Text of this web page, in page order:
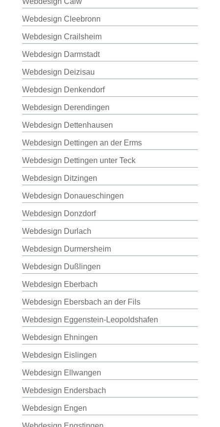
Webdesign Cleebronn
Webdesign Crailsheim
Webdesign Darmstadt
Webdesign Deizisau
Webdesign Denkendorf
Webdesign Derendingen
Webdesign Dettenhausen
Webdesign Dettingen an der Erms
Webdesign Dettingen unter Teck
Webdesign Ditzingen
Webdesign Donaueschingen
Webdesign Donzdorf
Webdesign Durlach
Webdesign Durmersheim
Webdesign Dußlingen
Webdesign Eberbach
Webdesign Ebersbach an der Fils
Webdesign Eggenstein-Leopoldshafen
Webdesign Ehningen
Webdesign Eislingen
Webdesign Ellwangen
Webdesign Endersbach
Webdesign Engen